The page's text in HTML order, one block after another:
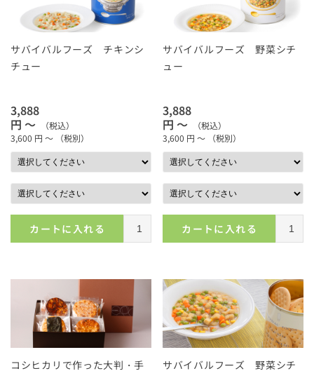
サバイバルフーズ チキンシ
チュー
3,888
円 ～
（税込）
3,600 円 ～ （税別）
カートに入れる
サバイバルフーズ 野菜シチ
ュー
3,888
円 ～
（税込）
3,600 円 ～ （税別）
カートに入れる
コシヒカリで作った大判・手
サバイバルフーズ 野菜シチ